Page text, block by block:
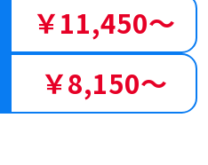
￥11,450～
￥8,150～